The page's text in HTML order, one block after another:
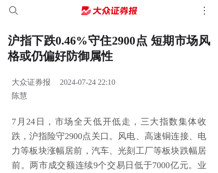
沪指下跌0.46%守住2900点 短期市场风
格或仍偏好防御属性
大众证券报
2024-07-24 22:10
陈慧
7月24日，市场全天低开低走，三大指数集体收
跌，沪指险守2900点关口。风电、高速铜连接、电
力等板块涨幅居前，汽车、光刻工厂等板块跌幅居
前。两市成交额连续9个交易日低于7000亿元。业